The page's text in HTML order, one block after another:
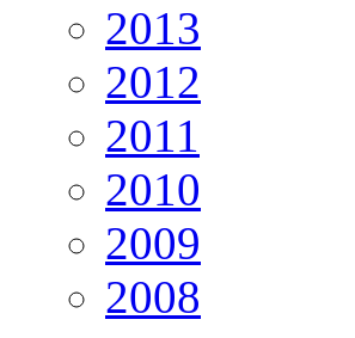
2013
2012
2011
2010
2009
2008